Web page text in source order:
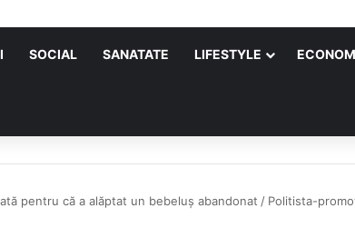
SOCIAL SANATATE LIFESTYLE
pentru că a alăptat un bebeluș abandonat / Politista-